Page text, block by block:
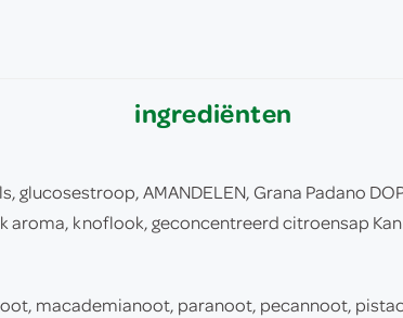
ingrediënten
AMANDELEN, Grana Padano
knoflook, geconcentreerd citroensap
macademianoot, paranoot, pecannoot,